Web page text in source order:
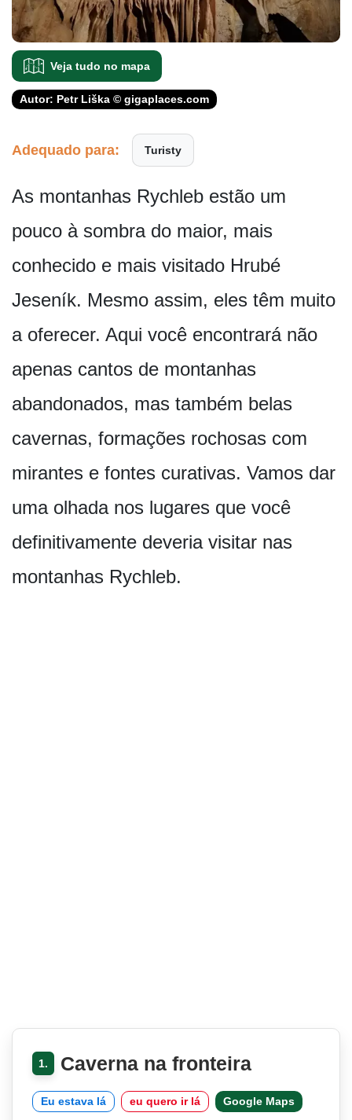
Veja tudo no mapa
Autor: Petr Liška © gigaplaces.com
Adequado para: Turisty
As montanhas Rychleb estão um
pouco à sombra do maior, mais
conhecido e mais visitado Hrubé
Jeseník. Mesmo assim, eles têm muito
a oferecer. Aqui você encontrará não
apenas cantos de montanhas
abandonados, mas também belas
cavernas, formações rochosas com
mirantes e fontes curativas. Vamos dar
uma olhada nos lugares que você
definitivamente deveria visitar nas
montanhas Rychleb.
1. Caverna na fronteira
Eu estava lá eu quero ir lá Google Maps